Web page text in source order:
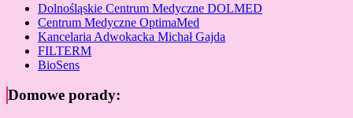
Dolnośląskie Centrum Medyczne DOLMED
Centrum Medyczne OptimaMed
Kancelaria Adwokacka Michał Gajda
FILTERM
BioSens
Domowe porady: